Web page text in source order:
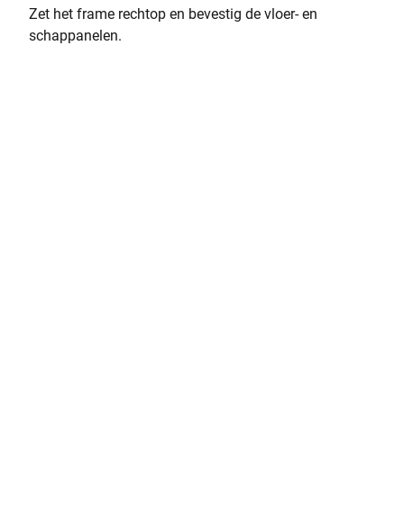
Zet het frame rechtop en bevestig de vloer- en
schappanelen.